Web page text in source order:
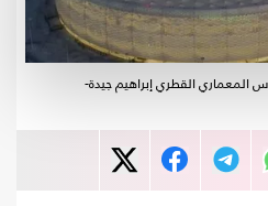
القطري إبراهيم جيدة-